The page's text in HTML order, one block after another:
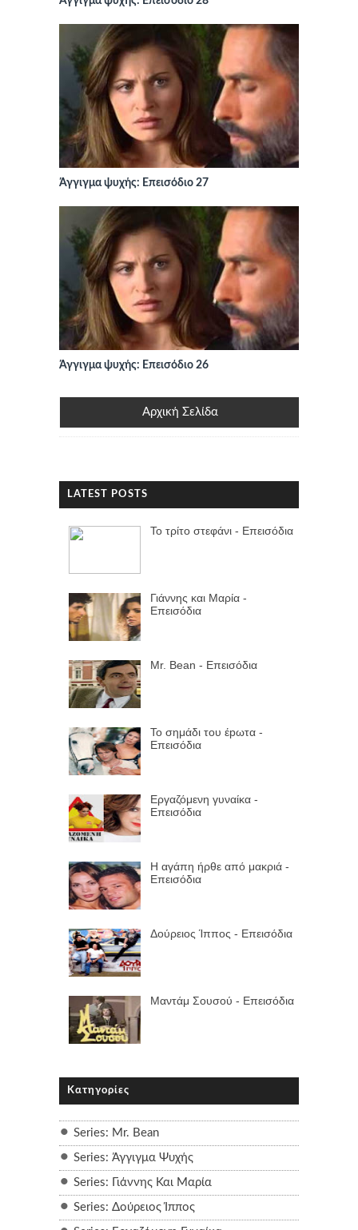
Άγγιγμα ψυχής: Επεισόδιο 27
Άγγιγμα ψυχής: Επεισόδιο 26
Αρχική Σελίδα
LATEST POSTS
Το τρίτο στεφάνι - Επεισόδια
Γιάννης και Μαρία -
Επεισόδια
Mr. Bean - Επεισόδια
Το σημάδι του έpωτα -
Επεισόδια
Εργαζόμενη γυναίκα -
Επεισόδια
Η αγάπη ήρθε από μακριά -
Επεισόδια
Δούρειος Ίππος - Επεισόδια
Μαντάμ Σουσού - Επεισόδια
Κατηγορίες
Series: Mr. Bean
Series: Άγγιγμα Ψυχής
Series: Γιάννης Και Μαρία
Series: Δούρειος Ίππος